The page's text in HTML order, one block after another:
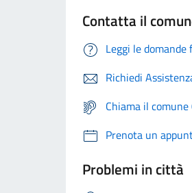
Contatta il
Leggi le
Richiedi
Chiama il
Prenota un
Problemi in città